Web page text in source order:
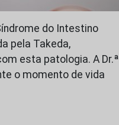
do Intestino
pela Takeda,
esta patologia. A Dr.ª
o momento de vida